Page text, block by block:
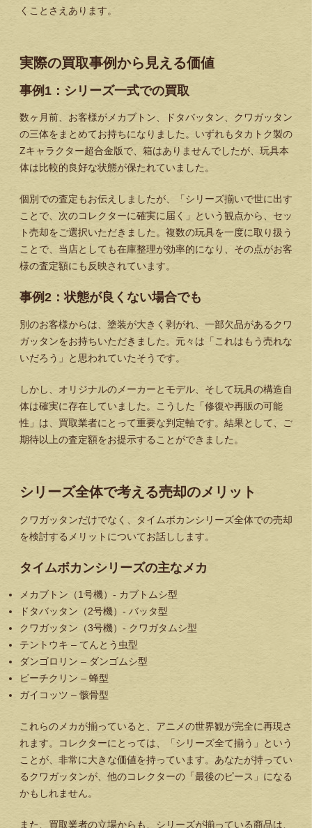
くことさえあります。
実際の買取事例から見える価値
事例1：シリーズ一式での買取
数ヶ月前、お客様がメカブトン、ドタバッタン、クワガッタン
の三体をまとめてお持ちになりました。いずれもタカトク製の
Zキャラクター超合金版で、箱はありませんでしたが、玩具本
体は比較的良好な状態が保たれていました。
個別での査定もお伝えしましたが、「シリーズ揃いで世に出す
ことで、次のコレクターに確実に届く」という観点から、セッ
ト売却をご選択いただきました。複数の玩具を一度に取り扱う
ことで、当店としても在庫整理が効率的になり、その点がお客
様の査定額にも反映されています。
事例2：状態が良くない場合でも
別のお客様からは、塗装が大きく剥がれ、一部欠品があるクワ
ガッタンをお持ちいただきました。元々は「これはもう売れな
いだろう」と思われていたそうです。
しかし、オリジナルのメーカーとモデル、そして玩具の構造自
体は確実に存在していました。こうした「修復や再販の可能
性」は、買取業者にとって重要な判定軸です。結果として、ご
期待以上の査定額をお提示することができました。
シリーズ全体で考える売却のメリット
クワガッタンだけでなく、タイムボカンシリーズ全体での売却
を検討するメリットについてお話しします。
タイムボカンシリーズの主なメカ
メカブトン（1号機）- カブトムシ型
ドタバッタン（2号機）- バッタ型
クワガッタン（3号機）- クワガタムシ型
テントウキ – てんとう虫型
ダンゴロリン – ダンゴムシ型
ビーチクリン – 蜂型
ガイコッツ – 骸骨型
これらのメカが揃っていると、アニメの世界観が完全に再現さ
れます。コレクターにとっては、「シリーズ全て揃う」という
ことが、非常に大きな価値を持っています。あなたが持ってい
るクワガッタンが、他のコレクターの「最後のピース」になる
かもしれません。
また、買取業者の立場からも、シリーズが揃っている商品は、